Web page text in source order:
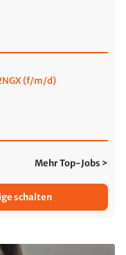
(f/m/d)
Mehr Top-Jobs >
schalten